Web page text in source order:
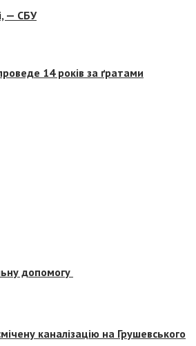
— СБУ
14 років за ґратами
допомогу
каналізацію на Грушевського